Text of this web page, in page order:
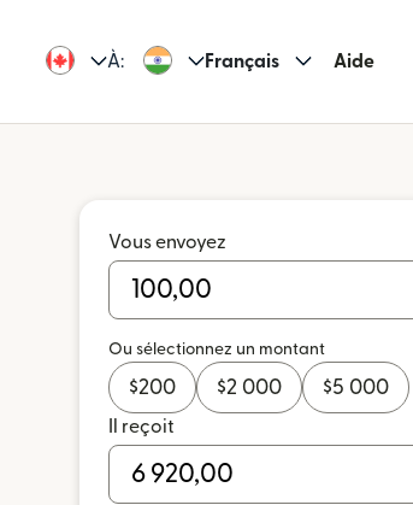
À: Français Aide
Vous envoyez
Ou sélectionnez un montant
$200 $2 000 $5 000
Il reçoit